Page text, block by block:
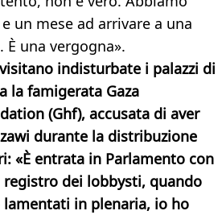
un mese ad arrivare a una
È una vergogna».
indisturbate i palazzi di
la famigerata Gaza
(Ghf), accusata di aver
durante la distribuzione
«È entrata in Parlamento con
dei lobbysti, quando
in plenaria, io ho